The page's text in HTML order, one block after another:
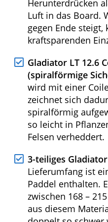
Sie bietet viel
das Zubehör.
lässt sich die
mit Druckanzeige
Lieferumfang ist
Luftpumpe
sowohl beim
beim Hochziehen
der Gegendruck
du auf den
Gladiator LT 12.6
(spiralförmige
Board wird mit
geliefert. Diese